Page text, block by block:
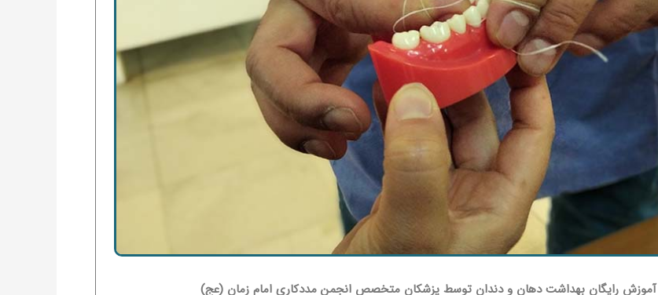
آموزش رایگان بهداشت دهان و دندان توسط پزشکان متخصص انجمن مددکاری امام زمان (عج)